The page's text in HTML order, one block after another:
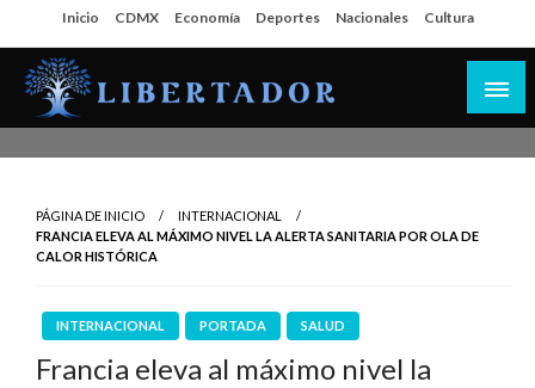
al
contenido
Inicio CDMX Economía Deportes Nacionales Cultura
PÁGINA DE INICIO
INTERNACIONAL
FRANCIA ELEVA AL MÁXIMO NIVEL LA ALERTA SANITARIA POR OLA DE
CALOR HISTÓRICA
INTERNACIONAL PORTADA SALUD
Francia eleva al máximo nivel la